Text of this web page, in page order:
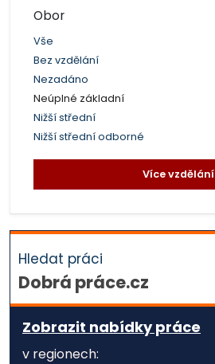
Obor
Vše
Bez vzdělání
Nezadáno
Neúplné základní
Nižší střední
Nižší střední odborné
Více vzdělání
Hledat práci
Dobrá práce.cz
Zobrazit nabídky práce
v regionech: